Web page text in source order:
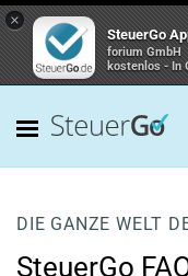
×
SteuerGo
forium GmbH
kostenlos - In
DIE GANZE WELT
SteuerGo